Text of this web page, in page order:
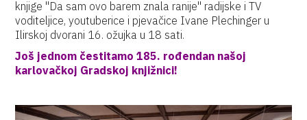
knjige ''Da sam ovo barem znala ranije'' radijske i TV
voditeljice, youtuberice i pjevačice Ivane Plechinger u
Ilirskoj dvorani 16. ožujka u 18 sati.
Još jednom čestitamo 185. rođendan našoj
karlovačkoj Gradskoj knjižnici!